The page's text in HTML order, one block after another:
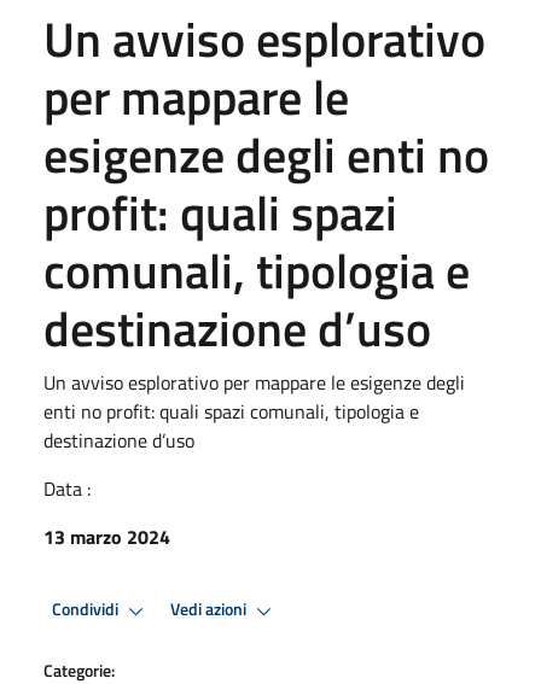
Un avviso esplorativo
per mappare le
esigenze degli enti no
profit: quali spazi
comunali, tipologia e
destinazione d’uso
Un avviso esplorativo per mappare le esigenze degli
enti no profit: quali spazi comunali, tipologia e
destinazione d’uso
Data :
13 marzo 2024
Condividi Vedi azioni
Categorie: